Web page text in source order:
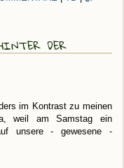
der
im Kontrast zu meinen
weil am Samstag ein
unsere - gewesene -